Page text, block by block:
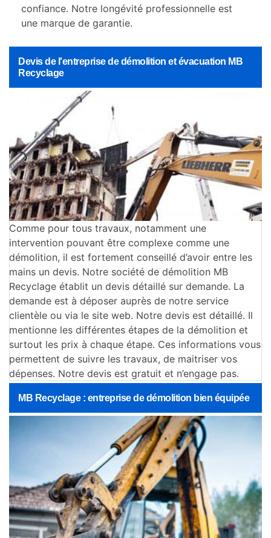
Devis de l'entreprise de démolition et évacuation MB
Recyclage
Comme pour tous travaux, notamment une
intervention pouvant être complexe comme une
démolition, il est fortement conseillé d’avoir entre les
mains un devis. Notre société de démolition MB
Recyclage établit un devis détaillé sur demande. La
demande est à déposer auprès de notre service
clientèle ou via le site web. Notre devis est détaillé. Il
mentionne les différentes étapes de la démolition et
surtout les prix à chaque étape. Ces informations vous
permettent de suivre les travaux, de maitriser vos
dépenses. Notre devis est gratuit et n’engage pas.
MB Recyclage : entreprise de démolition bien équipée
confiance. Notre longévité professionnelle est
une marque de garantie.